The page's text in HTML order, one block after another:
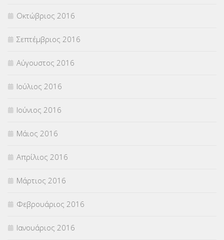
Οκτώβριος 2016
Σεπτέμβριος 2016
Αύγουστος 2016
Ιούλιος 2016
Ιούνιος 2016
Μάιος 2016
Απρίλιος 2016
Μάρτιος 2016
Φεβρουάριος 2016
Ιανουάριος 2016